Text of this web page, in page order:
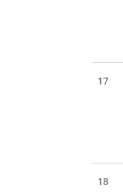
17
18